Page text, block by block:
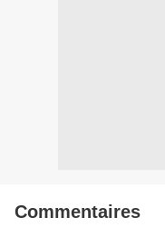
Commentaires